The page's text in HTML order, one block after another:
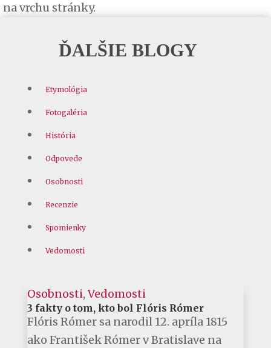
na vrchu stránky.
ĎALŠIE BLOGY
Etymológia
Fotogaléria
História
Odpovede
Osobnosti
Recenzie
Spomienky
Vedomosti
Osobnosti,Vedomosti
3 fakty o tom, kto bol Flóris Rómer
Flóris Rómer sa narodil 12. apríla 1815
ako František Rómer v Bratislave na